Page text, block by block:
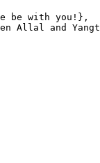
be with you!},
Allal and